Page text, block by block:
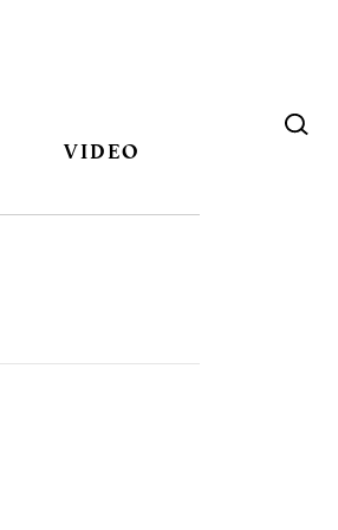
VIDEO